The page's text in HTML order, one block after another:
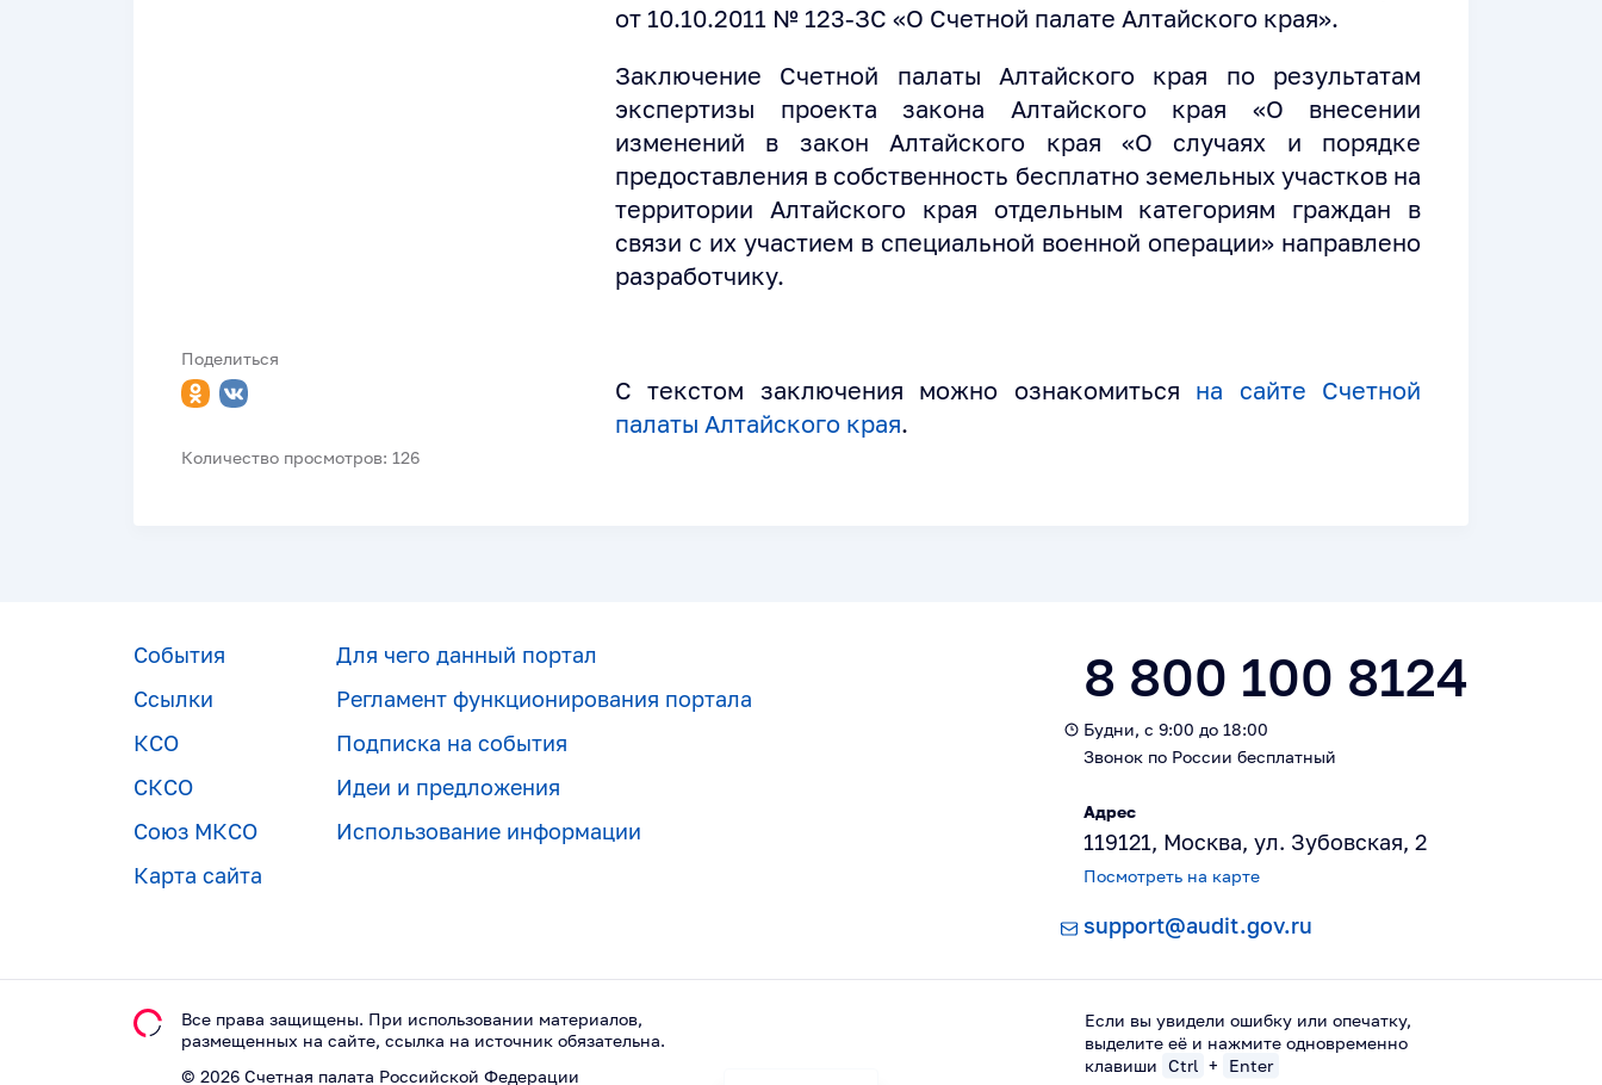
Поделиться
Количество просмотров: 126
от 10.10.2011 № 123-ЗС «О Счетной палате Алтайского края».
Заключение Счетной палаты Алтайского края по результатам
экспертизы проекта закона Алтайского края «О внесении
изменений в закон Алтайского края «О случаях и порядке
предоставления в собственность бесплатно земельных участков на
территории Алтайского края отдельным категориям граждан в
связи с их участием в специальной военной операции» направлено
разработчику.
С текстом заключения можно ознакомиться на сайте Счетной
палаты Алтайского края.
События
Ссылки
КСО
СКСО
Союз МКСО
Карта сайта
Для чего данный портал
Регламент функционирования портала
Подписка на события
Идеи и предложения
Использование информации
8 800 100 8124
Будни, с 9:00 до 18:00
Звонок по России бесплатный
Адрес
119121, Москва, ул. Зубовская, 2
Посмотреть на карте
support@audit.gov.ru
Все права защищены. При использовании материалов,
размещeнных на сайте, ссылка на источник обязательна.
© 2026 Счетная палата Российской Федерации
Если вы увидели ошибку или опечатку,
выделите её и нажмите одновременно
клавиши Ctrl + Enter